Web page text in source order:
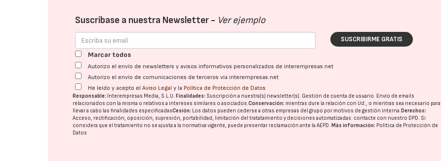
Suscríbase a nuestra Newsletter - Ver ejemplo
SUSCRIBIRME GRATIS
Marcar todos
Autorizo el envío de newsletters y avisos informativos personalizados de interempresas.net
Autorizo el envío de comunicaciones de terceros vía interempresas.net
He leído y acepto elAviso Legal y la Política de Protección de Datos
Responsable: Interempresas Media, S.L.U. Finalidades: Suscripción a nuestra(s) newsletter(s). Gestión de cuenta de usuario. Envío de emails
relacionados con la misma o relativos a intereses similares o asociados.Conservación: mientras dure la relación con Ud., o mientras sea necesario para
llevar a cabo las finalidades especificadasCesión: Los datos pueden cederse a otras empresas del grupo por motivos de gestión interna. Derechos:
Acceso, rectificación, oposición, supresión, portabilidad, limitación del tratatamiento y decisiones automatizadas: contacte con nuestro DPD. Si
considera que el tratamiento no se ajusta a la normativa vigente, puede presentar reclamación ante laAEPD. Más información: Política de Protección de
Datos